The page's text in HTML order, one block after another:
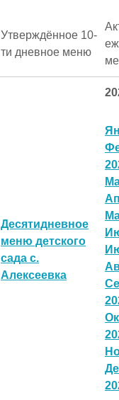
Утверждённое 10-
ти дневное меню
Десятидневное
меню детского
сада с.
Алексеевка